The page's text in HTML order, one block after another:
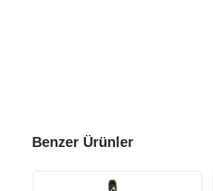
Benzer Ürünler